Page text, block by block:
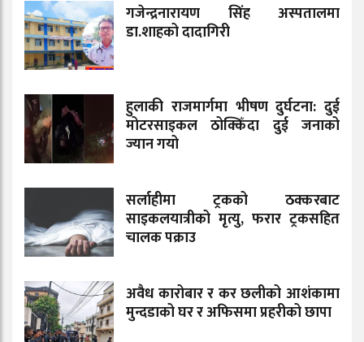
गजेन्द्रनारायण सिंह अस्पतालमा
डा.शाहको दादागिरी
हुलाकी राजमार्गमा भीषण दुर्घटना: दुई
मोटरसाइकल ठोक्किँदा दुई जनाको
ज्यान गयो
सर्लाहीमा ट्रकको ठक्करबाट
साइकलयात्रीको मृत्यु, फरार ट्रकसहित
चालक पक्राउ
अवैध कारोबार र कर छलीको आशंकामा
मुन्दडाको घर र अफिसमा प्रहरीको छापा